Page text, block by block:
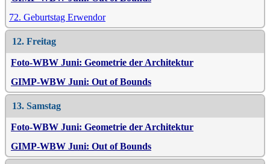
72. Geburtstag Erwendor
12. Freitag
Foto-WBW Juni: Geometrie der Architektur
GIMP-WBW Juni: Out of Bounds
13. Samstag
Foto-WBW Juni: Geometrie der Architektur
GIMP-WBW Juni: Out of Bounds